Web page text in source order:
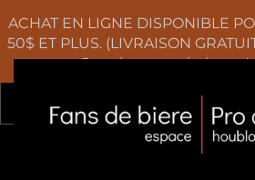
ACHAT EN LIGNE DISPONIBLE
50$ ET PLUS. (LIVRAISON
Certaines restrictions
0